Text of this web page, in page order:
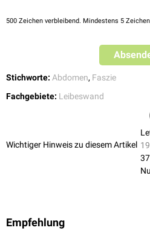
500 Zeichen verbleibend. Mindestens 5
Stichworte: Abdomen, Faszie
Fachgebiete: Leibeswand
Wichtiger Hinweis zu diesem Artikel
Empfehlung